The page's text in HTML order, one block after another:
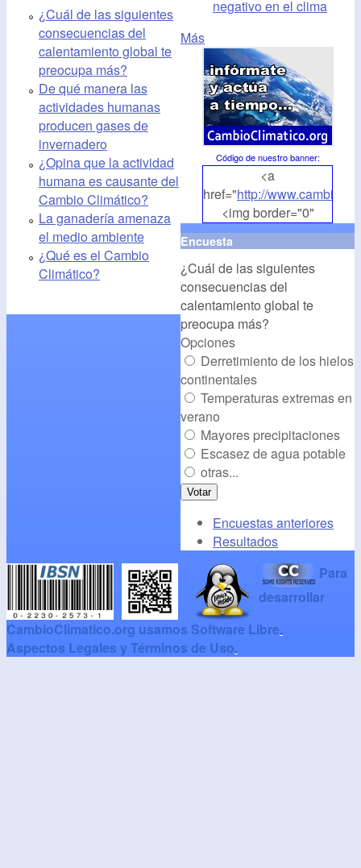
¿Cuál de las siguientes
consecuencias del
calentamiento global te
preocupa más?
De qué manera las
actividades humanas
producen gases de
invernadero
¿Opina que la actividad
humana es causante del
Cambio Climático?
La ganadería amenaza
el medio ambiente
¿Qué es el Cambio
Climático?
negativo en el clima
Más
Código de nuestro banner:
<a
href="http://
<img border="0"
align="middle"
src="http://
alt="CambioClimatico.org"
/></a>
Encuesta
¿Cuál de las siguientes
consecuencias del
calentamiento global te
preocupa más?
Opciones
Derretimiento de los hielos
continentales
Temperaturas extremas en
verano
Mayores precipitaciones
Escasez de agua potable
otras...
Encuestas anteriores
Resultados
Para
desarrollar
CambioClimatico.org usamos Software Libre.
Aspectos Legales y Términos de Uso.